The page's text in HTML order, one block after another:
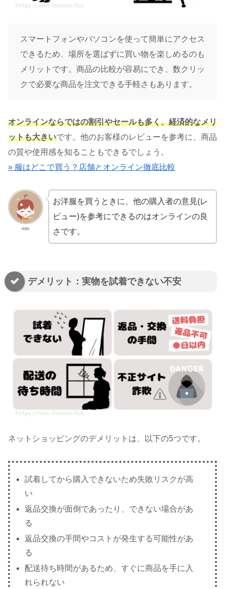
スマートフォンやパソコンを使って簡単にアクセス
できるため、場所を選ばずに買い物を楽しめるのも
メリットです。商品の比較が容易にでき、数クリッ
クで必要な商品を注文できる手軽さもあります。
オンラインならではの割引やセールも多く、経済的なメリ
ットも大きいです。他のお客様のレビューを参考に、商品
の質や使用感を知ることもできるでしょう。
» 服はどこで買う？店舗とオンライン徹底比較
min
お洋服を買うときに、他の購入者の意見(レ
ビュー)を参考にできるのはオンラインの良
さです。
デメリット：実物を試着できない不安
ネットショッピングのデメリットは、以下の5つです。
試着してから購入できないため失敗リスクが高
い
返品交換が面倒であったり、できない場合があ
る
返品交換の手間やコストが発生する可能性があ
る
配送待ち時間があるため、すぐに商品を手に入
れられない